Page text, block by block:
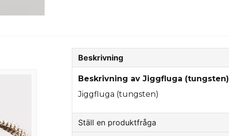
Beskrivning
Beskrivning av Jiggfluga (tungsten)
Jiggfluga (tungsten)
Ställ en produktfråga